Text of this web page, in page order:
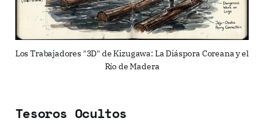
Los Trabajadores "3D" de Kizugawa: La Diáspora Coreana y el
Río de Madera
Tesoros Ocultos